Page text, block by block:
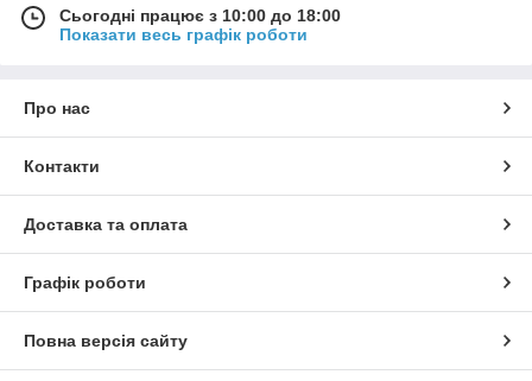
Сьогодні працює з 10:00 до 18:00
Показати весь графік роботи
Про нас
Контакти
Доставка та оплата
Графік роботи
Повна версія сайту